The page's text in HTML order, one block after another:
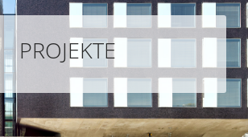
PROJEKTE